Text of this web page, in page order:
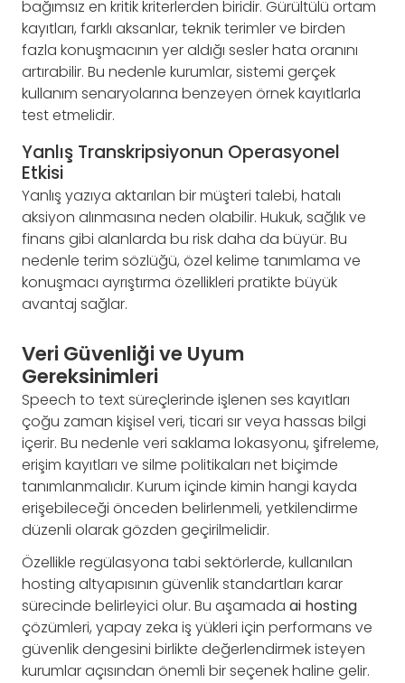
bağımsız en kritik kriterlerden biridir. Gürültülü ortam
kayıtları, farklı aksanlar, teknik terimler ve birden
fazla konuşmacının yer aldığı sesler hata oranını
artırabilir. Bu nedenle kurumlar, sistemi gerçek
kullanım senaryolarına benzeyen örnek kayıtlarla
test etmelidir.
Yanlış Transkripsiyonun Operasyonel
Etkisi
Yanlış yazıya aktarılan bir müşteri talebi, hatalı
aksiyon alınmasına neden olabilir. Hukuk, sağlık ve
finans gibi alanlarda bu risk daha da büyür. Bu
nedenle terim sözlüğü, özel kelime tanımlama ve
konuşmacı ayrıştırma özellikleri pratikte büyük
avantaj sağlar.
Veri Güvenliği ve Uyum
Gereksinimleri
Speech to text süreçlerinde işlenen ses kayıtları
çoğu zaman kişisel veri, ticari sır veya hassas bilgi
içerir. Bu nedenle veri saklama lokasyonu, şifreleme,
erişim kayıtları ve silme politikaları net biçimde
tanımlanmalıdır. Kurum içinde kimin hangi kayda
erişebileceği önceden belirlenmeli, yetkilendirme
düzenli olarak gözden geçirilmelidir.
Özellikle regülasyona tabi sektörlerde, kullanılan
hosting altyapısının güvenlik standartları karar
sürecinde belirleyici olur. Bu aşamada ai hosting
çözümleri, yapay zeka iş yükleri için performans ve
güvenlik dengesini birlikte değerlendirmek isteyen
kurumlar açısından önemli bir seçenek haline gelir.